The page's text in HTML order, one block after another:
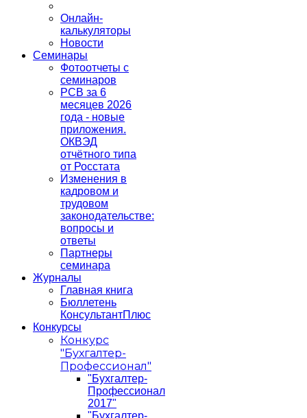
Онлайн-
калькуляторы
Новости
Семинары
Фотоотчеты с
семинаров
РСВ за 6
месяцев 2026
года - новые
приложения.
ОКВЭД
отчётного типа
от Росстата
Изменения в
кадровом и
трудовом
законодательстве:
вопросы и
ответы
Партнеры
семинара
Журналы
Главная книга
Бюллетень
КонсультантПлюс
Конкурсы
Конкурс
"Бухгалтер-
Профессионал"
"Бухгалтер-
Профессионал
2017"
"Бухгалтер-